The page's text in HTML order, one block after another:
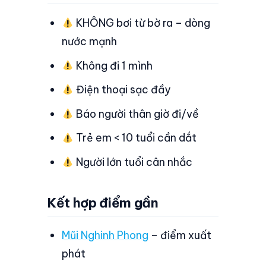
KHÔNG bơi từ bờ ra – dòng
nước mạnh
Không đi 1 mình
Điện thoại sạc đầy
Báo người thân giờ đi/về
Trẻ em < 10 tuổi cần dắt
Người lớn tuổi cân nhắc
Kết hợp điểm gần
Mũi Nghinh Phong – điểm xuất
phát